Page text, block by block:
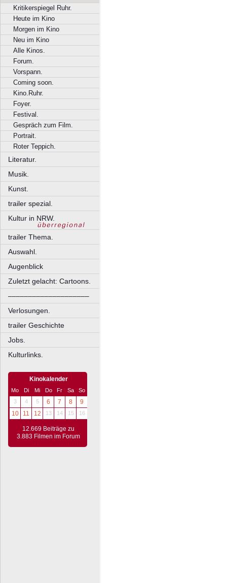
Kritikerspiegel Ruhr.
Heute im Kino
Morgen im Kino
Neu im Kino
Alle Kinos.
Forum.
Vorspann.
Coming soon.
Kino.Ruhr.
Foyer.
Festival.
Gespräch zum Film.
Portrait.
Roter Teppich.
Literatur.
Musik.
Kunst.
trailer spezial.
Kultur in NRW.
trailer Thema.
Auswahl.
Augenblick
Zuletzt gelacht: Cartoons.
––––––––––––––––––––
Verlosungen.
trailer Geschichte
Jobs.
Kulturlinks.
Kinokalender
Mo Di Mi Do Fr Sa
So
3
4 5 6 7 8
9
10
11 12 13 14 15 16
12.669 Beiträge zu
3.883 Filmen im Forum